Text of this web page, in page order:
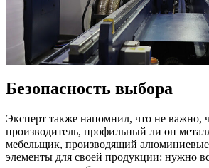
Безопасность выбора
Эксперт также напомнил, что не важно,
производитель, профильный ли он
мебельщик, производящий
элементы для своей продукции: нужно